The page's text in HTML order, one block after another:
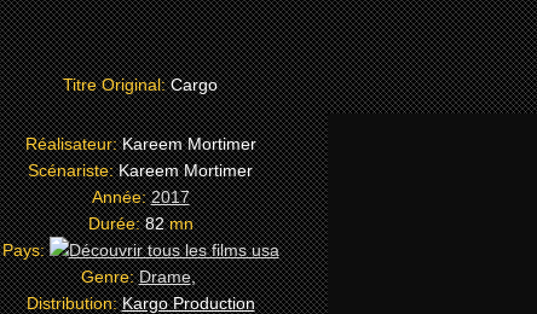
Titre Original:Cargo
Réalisateur:Kareem Mortimer
Scénariste:Kareem Mortimer
Année:2017
Durée:82mn
Pays:
Genre:Drame,
Distribution:Kargo Production